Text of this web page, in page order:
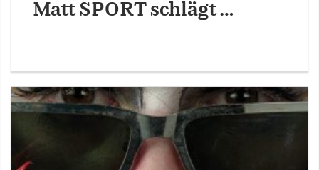
Matt SPORT schlägt …